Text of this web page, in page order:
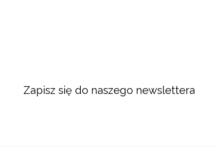
Zapisz się do naszego newslettera